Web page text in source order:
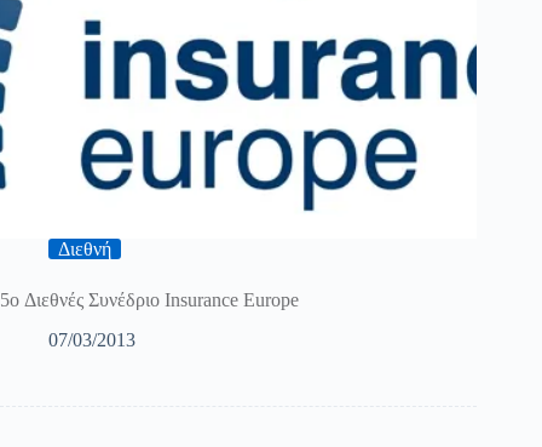
Διεθνή
5o Διεθνές Συνέδριο Insurance Europe
07/03/2013